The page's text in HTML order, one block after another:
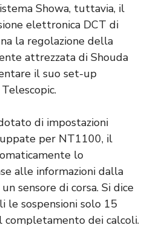
Showa, tuttavia, il
elettronica DCT di
la regolazione della
attrezzata di Shouda
il suo set-up
di impostazioni
per NT1100, il
lo
alle informazioni dalla
sensore di corsa. Si dice
le sospensioni solo 15
completamento dei calcoli.